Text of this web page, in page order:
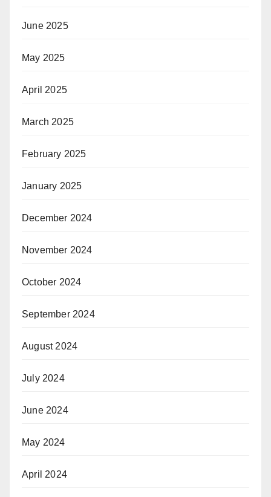
June 2025
May 2025
April 2025
March 2025
February 2025
January 2025
December 2024
November 2024
October 2024
September 2024
August 2024
July 2024
June 2024
May 2024
April 2024